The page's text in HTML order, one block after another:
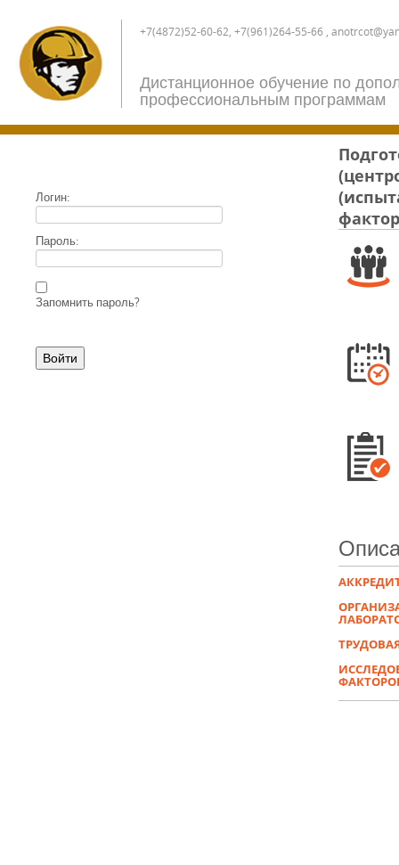
+7(4872)52-60-62, +7(961)264-55-66 ,
Дистанционное обучение по
профессиональным программам
Логин:
Пароль:
Запомнить пароль?